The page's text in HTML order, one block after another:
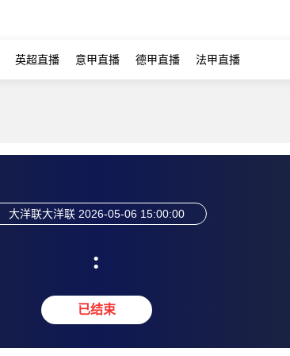
英超直播 意甲直播 德甲直播 法甲直播
大洋联大洋联 2026-05-06 15:00:00
:
已结束